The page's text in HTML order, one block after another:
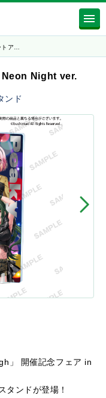
ア…
Neon Night ver.
ンド
」 開催記念フェア in
タンドが登場！